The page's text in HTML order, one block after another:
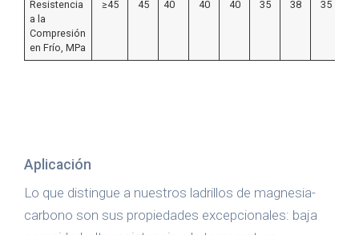
Resistencia
a la
Compresión
en Frío, MPa
≥45 45 40 40 40 35 38 35
Aplicación
Lo que distingue a nuestros ladrillos de magnesia-
carbono son sus propiedades excepcionales: baja